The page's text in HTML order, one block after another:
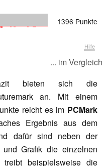
1396 Punkte
Hilfe
... im Vergleich
bieten sich die
an. Mit einem
reicht es im PCMark
Ergebnis aus dem
dafür sind neben der
Grafik die einzelnen
treibt beispielsweise die